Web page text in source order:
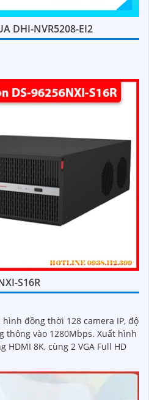
DHI-NVR5208-EI2
S16R
hình đồng thời 128 camera IP, độ
vào 1280Mbps. Xuất hình
HDMI 8K, cùng 2 VGA Full HD